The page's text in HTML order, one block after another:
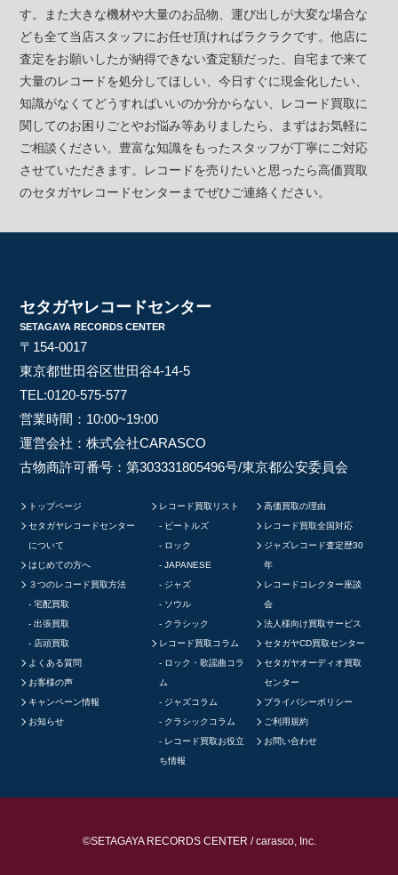
す。また大きな機材や大量のお品物、運び出しが大変な場合な
ども全て当店スタッフにお任せ頂ければラクラクです。他店に
査定をお願いしたが納得できない査定額だった、自宅まで来て
大量のレコードを処分してほしい、今日すぐに現金化したい、
知識がなくてどうすればいいのか分からない、レコード買取に
関してのお困りごとやお悩み等ありましたら、まずはお気軽に
ご相談ください。豊富な知識をもったスタッフが丁寧にご対応
させていただきます。レコードを売りたいと思ったら高価買取
のセタガヤレコードセンターまでぜひご連絡ください。
セタガヤレコードセンター
SETAGAYA RECORDS CENTER
〒154-0017
東京都世田谷区世田谷4-14-5
TEL:0120-575-577
営業時間：10:00~19:00
運営会社：株式会社CARASCO
古物商許可番号：第303331805496号/東京都公安委員会
トップページ
セタガヤレコードセンター
について
はじめての方へ
３つのレコード買取方法
宅配買取
出張買取
店頭買取
よくある質問
お客様の声
キャンペーン情報
お知らせ
レコード買取リスト
ビートルズ
ロック
JAPANESE
ジャズ
ソウル
クラシック
レコード買取コラム
ロック・歌謡曲コラ
ム
ジャズコラム
クラシックコラム
レコード買取お役立
ち情報
高価買取の理由
レコード買取全国対応
ジャズレコード査定歴30
年
レコードコレクター座談
会
法人様向け買取サービス
セタガヤCD買取センター
セタガヤオーディオ買取
センター
プライバシーポリシー
ご利用規約
お問い合わせ
©SETAGAYA RECORDS CENTER / carasco, Inc.